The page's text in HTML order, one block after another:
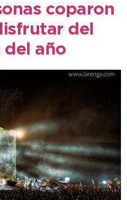
coparon
del
del año